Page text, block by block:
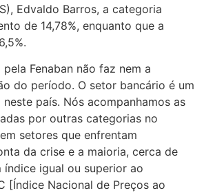
Edvaldo Barros, a categoria
de 14,78%, enquanto que a
Fenaban não faz nem a
do período. O setor bancário é um
país. Nós acompanhamos as
por outras categorias no
setores que enfrentam
da crise e a maioria, cerca de
índice igual ou superior ao
[Índice Nacional de Preços ao